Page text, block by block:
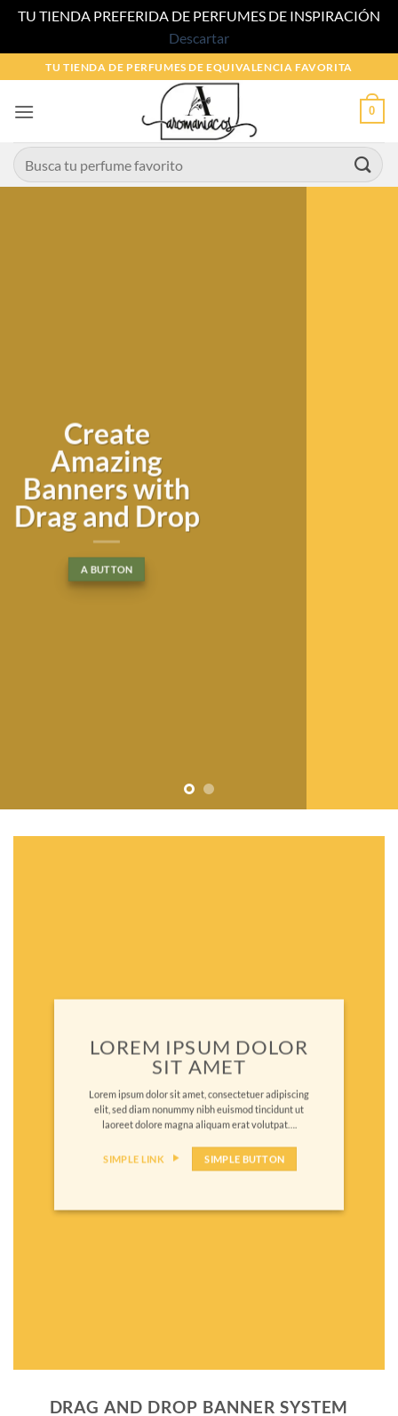
TU TIENDA PREFERIDA DE PERFUMES DE INSPIRACIÓN
Descartar
al
contenido
TU TIENDA DE PERFUMES DE EQUIVALENCIA FAVORITA
0
Buscar
por:
dolor sit amet
Lorem ipsum dolor sit amet,
consectetuer adipiscing elit, sed
diam nonummy nibh euismod
tincidunt ut laoreet dolore
LOREM IPSUM DOLOR
SIT AMET
Lorem ipsum dolor sit amet, consectetuer adipiscing
elit, sed diam nonummy nibh euismod tincidunt ut
laoreet dolore magna aliquam erat volutpat….
SIMPLE LINK SIMPLE BUTTON
DRAG AND DROP BANNER SYSTEM